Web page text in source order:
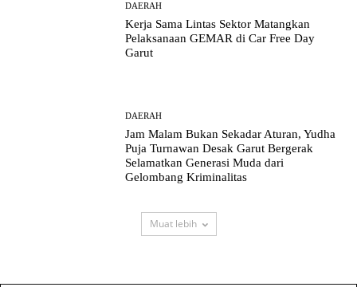
DAERAH
Kerja Sama Lintas Sektor Matangkan
Pelaksanaan GEMAR di Car Free Day
Garut
DAERAH
Jam Malam Bukan Sekadar Aturan, Yudha
Puja Turnawan Desak Garut Bergerak
Selamatkan Generasi Muda dari
Gelombang Kriminalitas
Muat lebih